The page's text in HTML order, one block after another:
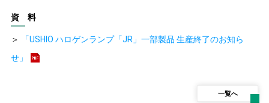
資 料
＞
「USHIO ハロゲンランプ「JR」一部製品 生産終了のお知ら
せ」
一覧へ